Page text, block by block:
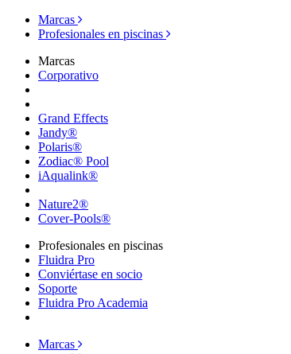
Marcas
Profesionales en piscinas
Marcas
Corporativo
Grand Effects
Jandy®
Polaris®
Zodiac® Pool
iAqualink®
Nature2®
Cover-Pools®
Profesionales en piscinas
Fluidra Pro
Conviértase en socio
Soporte
Fluidra Pro Academia
Marcas